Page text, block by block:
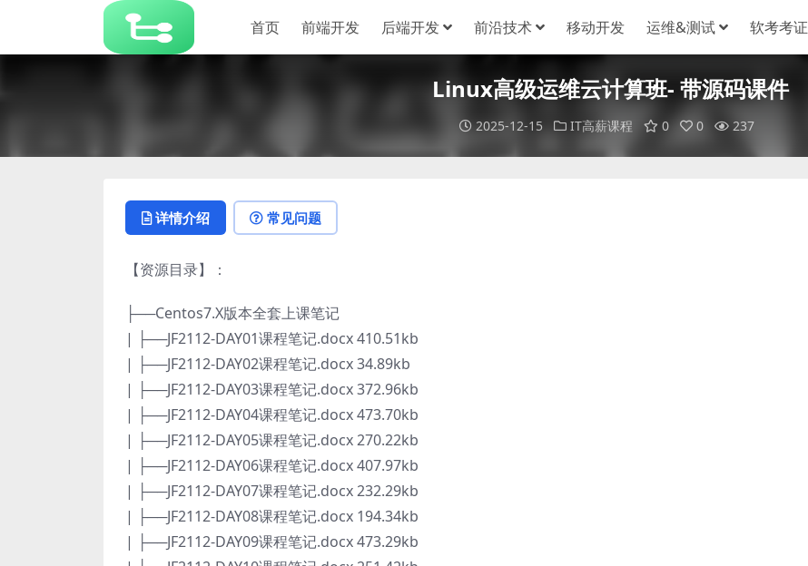
首页 前端开发 后端开发 前沿技术 移动开发 运维&测试 软考考证
Linux高级运维云计算班- 带源码课件
2025-12-15 IT高薪课程 0 0 237
详情介绍 常见问题
【资源目录】：
├──Centos7.X版本全套上课笔记
| ├──JF2112-DAY01课程笔记.docx 410.51kb
| ├──JF2112-DAY02课程笔记.docx 34.89kb
| ├──JF2112-DAY03课程笔记.docx 372.96kb
| ├──JF2112-DAY04课程笔记.docx 473.70kb
| ├──JF2112-DAY05课程笔记.docx 270.22kb
| ├──JF2112-DAY06课程笔记.docx 407.97kb
| ├──JF2112-DAY07课程笔记.docx 232.29kb
| ├──JF2112-DAY08课程笔记.docx 194.34kb
| ├──JF2112-DAY09课程笔记.docx 473.29kb